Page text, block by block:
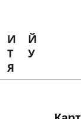
И
Й
Т
У
Я